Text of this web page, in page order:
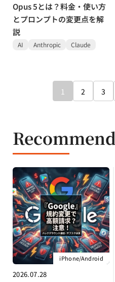
Opus 5とは？料金・使い方
とプロンプトの変更点を解
説
AI Anthropic Claude
1 2 3
Recommend
iPhone/Android
2026.07.28